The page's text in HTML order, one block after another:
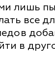
лишь
все
в